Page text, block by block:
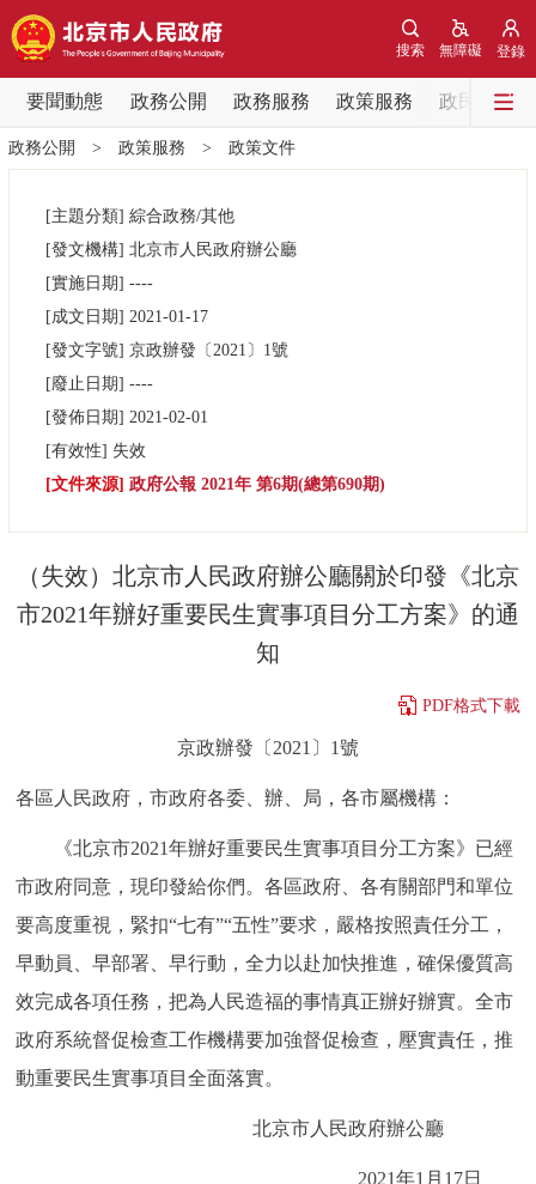
登錄
無障礙
搜索
要聞動態 政務公開 政務服務 政策服務 政民互動
要聞動態
黨中央精神 國務院資訊
北京要聞
政務公開
市領導
政策兌現 政策解讀
決策公開 專題公開
政務服務
利企服務
政民互動
12345網上接訴即辦 我要諮詢 我要建議
走進北京
政務公開 > 政策服務 > 政策文件
[主題分類] 綜合政務/其他
[發文機構] 北京市人民政府辦公廳
[實施日期] ----
[成文日期] 2021-01-17
[發文字號] 京政辦發 〔2021〕 1號
[廢止日期] ----
[發佈日期] 2021-02-01
[有效性] 失效
[文件來源] 政府公報 2021年 第6期(總第690期)
（失效）北京市人民政府辦公廳關於印發《北京
市2021年辦好重要民生實事項目分工方案》的通
知
PDF格式下載
京政辦發〔2021〕1號
各區人民政府，市政府各委、辦、局，各市屬機構：
《北京市2021年辦好重要民生實事項目分工方案》已經
市政府同意，現印發給你們。各區政府、各有關部門和單位
要高度重視，緊扣“七有”“五性”要求，嚴格按照責任分工，
早動員、早部署、早行動，全力以赴加快推進，確保優質高
效完成各項任務，把為人民造福的事情真正辦好辦實。全市
政府系統督促檢查工作機構要加強督促檢查，壓實責任，推
動重要民生實事項目全面落實。
北京市人民政府辦公廳
2021年1月17日